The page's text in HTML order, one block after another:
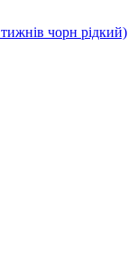
чорн рідкий)